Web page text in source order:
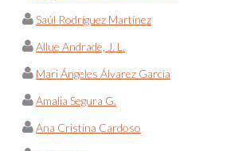
Saúl Rodríguez Martínez
Allue Andrade, J. L.
Mari Ángeles Álvarez García
Amalia Segura G.
Ana Cristina Cardoso